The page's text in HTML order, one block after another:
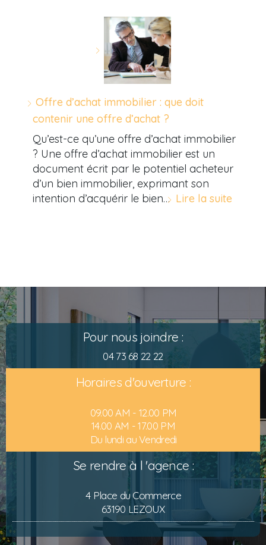
Offre d’achat immobilier : que doit
contenir une offre d’achat ?
Qu’est-ce qu’une offre d’achat immobilier
? Une offre d’achat immobilier est un
document écrit par le potentiel acheteur
d’un bien immobilier, exprimant son
intention d’acquérir le bien… Lire la suite
Pour nous joindre :
04 73 68 22 22
Horaires d'ouverture :
09.00 AM - 12.00 PM
14.00 AM - 17.00 PM
Du lundi au Vendredi
Se rendre à l 'agence :
4 Place du Commerce
63190 LEZOUX